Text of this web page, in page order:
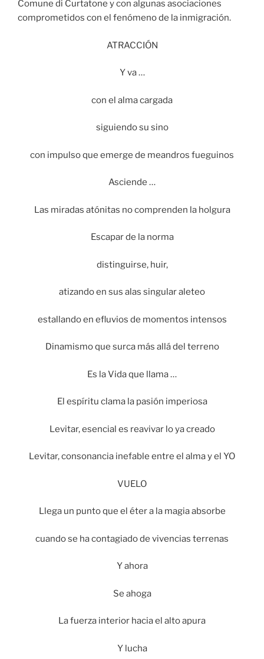
Comune di Curtatone y con algunas asociaciones
comprometidos con el fenómeno de la inmigración.
ATRACCIÓN
Y va …
con el alma cargada
siguiendo su sino
con impulso que emerge de meandros fueguinos
Asciende …
Las miradas atónitas no comprenden la holgura
Escapar de la norma
distinguirse, huir,
atizando en sus alas singular aleteo
estallando en efluvios de momentos intensos
Dinamismo que surca más allá del terreno
Es la Vida que llama …
El espíritu clama la pasión imperiosa
Levitar, esencial es reavivar lo ya creado
Levitar, consonancia inefable entre el alma y el YO
VUELO
Llega un punto que el éter a la magia absorbe
cuando se ha contagiado de vivencias terrenas
Y ahora
Se ahoga
La fuerza interior hacia el alto apura
Y lucha